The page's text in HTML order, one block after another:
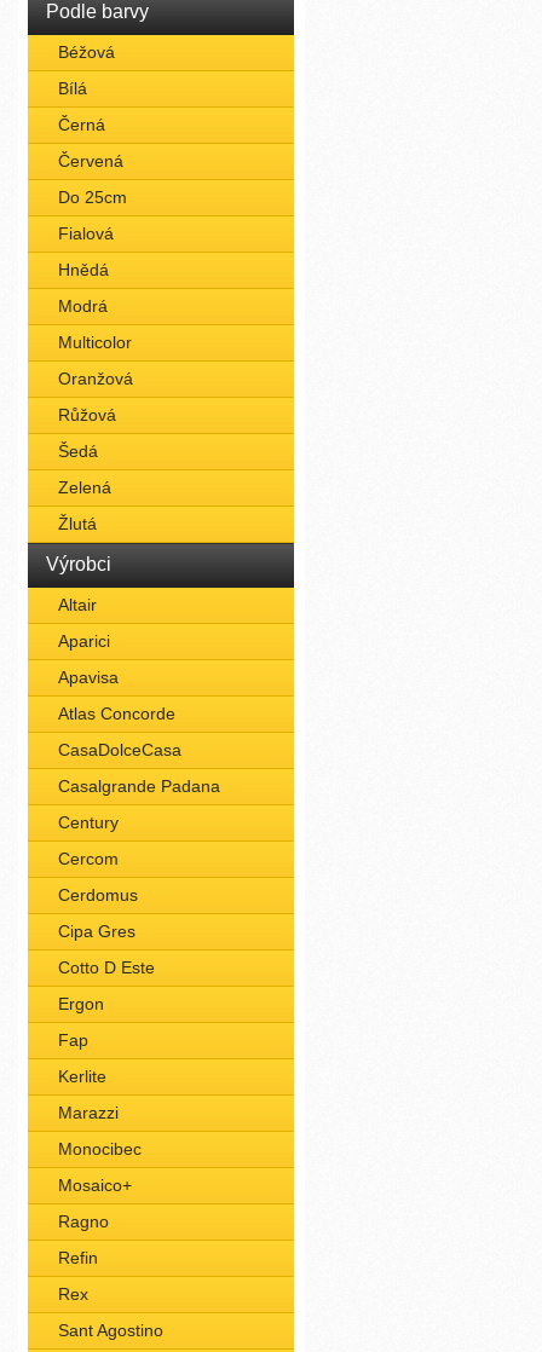
Podle barvy
Béžová
Bílá
Černá
Červená
Do 25cm
Fialová
Hnědá
Modrá
Multicolor
Oranžová
Růžová
Šedá
Zelená
Žlutá
Výrobci
Altair
Aparici
Apavisa
Atlas Concorde
CasaDolceCasa
Casalgrande Padana
Century
Cercom
Cerdomus
Cipa Gres
Cotto D Este
Ergon
Fap
Kerlite
Marazzi
Monocibec
Mosaico+
Ragno
Refin
Rex
Sant Agostino